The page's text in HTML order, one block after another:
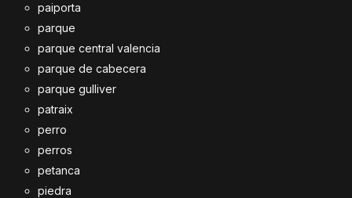
paiporta
parque
parque central valencia
parque de cabecera
parque gulliver
patraix
perro
perros
petanca
piedra